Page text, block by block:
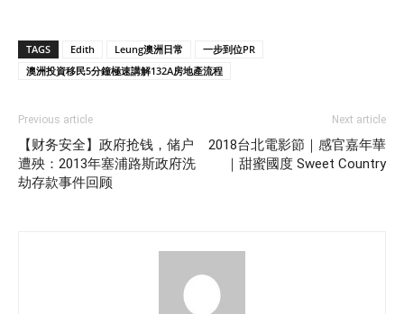
TAGS Edith Leung澳洲日常
一步到位PR
澳洲投資移民5分鐘極速講解132A房地產流程
Previous article
【财务安全】政府抢钱，储户
遭殃：2013年塞浦路斯政府洗
劫存款事件回顾
Next article
2018台北電影節｜感官嘉年華
｜甜蜜國度 Sweet Country